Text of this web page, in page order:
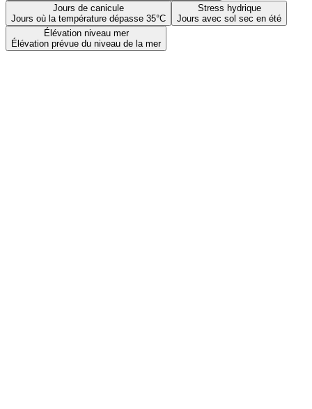
Jours de canicule
Jours où la température dépasse 35°C
Stress hydrique
Jours avec sol sec en été
Élévation niveau mer
Élévation prévue du niveau de la mer